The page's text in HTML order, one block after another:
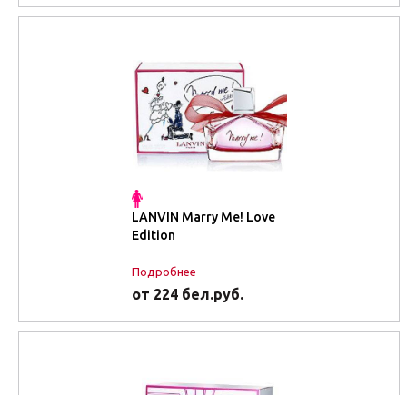
LANVIN Marry Me! Love
Edition
Подробнее
от 224 бел.руб.